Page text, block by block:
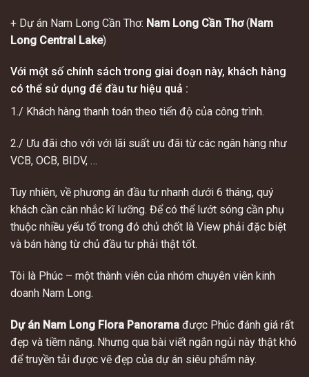
+ Dự án Nam Long Cần Thơ: Nam Long Cần Thơ(Nam
Long Central Lake)
Với một số chính sách trong giai đoạn này, khách hàng
có thể sử dụng để đầu tư hiệu quả :
1./ Khách hàng thanh toán theo tiến độ của công trình.
2./ Ưu đãi cho với với lãi suất ưu đãi từ các ngân hàng như
VCB, OCB, BIDV, …
Tuy nhiên, về phương án đầu tư nhanh dưới 6 tháng, quý
khách cần căn nhắc kĩ lưỡng. Để có thể lướt sóng cần phụ
thuộc nhiều yếu tố trong đó chủ chốt là View phải đặc biệt
và bán hàng từ chủ đầu tư phải thật tốt.
Tôi là Phúc – một thành viên của nhóm chuyên viên kinh
doanh Nam Long.
Dự án Nam Long Flora Panorama được Phúc đánh giá rất
đẹp và tiềm năng. Nhưng qua bài viết ngắn ngủi này thật khó
để truyền tải được vẽ đẹp của dự án siêu phẩm này.